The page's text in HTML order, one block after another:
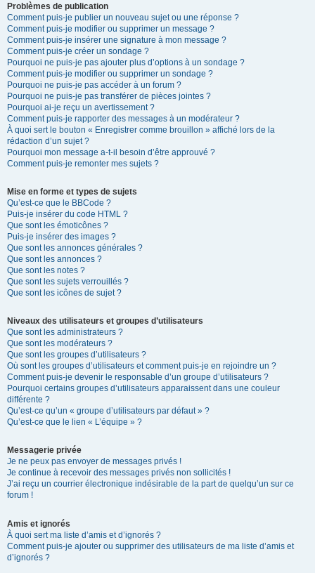
Problèmes de publication
Comment puis-je publier un nouveau sujet ou une réponse ?
Comment puis-je modifier ou supprimer un message ?
Comment puis-je insérer une signature à mon message ?
Comment puis-je créer un sondage ?
Pourquoi ne puis-je pas ajouter plus d’options à un sondage ?
Comment puis-je modifier ou supprimer un sondage ?
Pourquoi ne puis-je pas accéder à un forum ?
Pourquoi ne puis-je pas transférer de pièces jointes ?
Pourquoi ai-je reçu un avertissement ?
Comment puis-je rapporter des messages à un modérateur ?
À quoi sert le bouton « Enregistrer comme brouillon » affiché lors de la
rédaction d’un sujet ?
Pourquoi mon message a-t-il besoin d’être approuvé ?
Comment puis-je remonter mes sujets ?
Mise en forme et types de sujets
Qu’est-ce que le BBCode ?
Puis-je insérer du code HTML ?
Que sont les émoticônes ?
Puis-je insérer des images ?
Que sont les annonces générales ?
Que sont les annonces ?
Que sont les notes ?
Que sont les sujets verrouillés ?
Que sont les icônes de sujet ?
Niveaux des utilisateurs et groupes d’utilisateurs
Que sont les administrateurs ?
Que sont les modérateurs ?
Que sont les groupes d’utilisateurs ?
Où sont les groupes d’utilisateurs et comment puis-je en rejoindre un ?
Comment puis-je devenir le responsable d’un groupe d’utilisateurs ?
Pourquoi certains groupes d’utilisateurs apparaissent dans une couleur
différente ?
Qu’est-ce qu’un « groupe d’utilisateurs par défaut » ?
Qu’est-ce que le lien « L’équipe » ?
Messagerie privée
Je ne peux pas envoyer de messages privés !
Je continue à recevoir des messages privés non sollicités !
J’ai reçu un courrier électronique indésirable de la part de quelqu’un sur ce
forum !
Amis et ignorés
À quoi sert ma liste d’amis et d’ignorés ?
Comment puis-je ajouter ou supprimer des utilisateurs de ma liste d’amis et
d’ignorés ?